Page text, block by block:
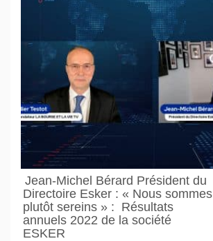
Jean-Michel Bérard Président du
Directoire Esker : « Nous sommes
plutôt sereins » : Résultats
annuels 2022 de la société
ESKER